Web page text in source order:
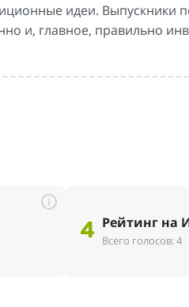
идеи. Выпускники
и, главное, правильно
i
4 Рейтинг на
Всего голосов: 4